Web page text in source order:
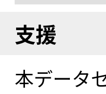
支援
本データ